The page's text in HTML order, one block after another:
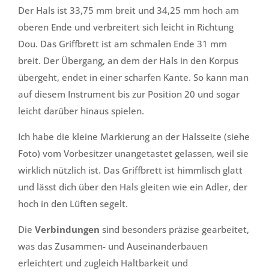
Der Hals ist 33,75 mm breit und 34,25 mm hoch am
oberen Ende und verbreitert sich leicht in Richtung
Dou. Das Griffbrett ist am schmalen Ende 31 mm
breit. Der Übergang, an dem der Hals in den Korpus
übergeht, endet in einer scharfen Kante. So kann man
auf diesem Instrument bis zur Position 20 und sogar
leicht darüber hinaus spielen.
Ich habe die kleine Markierung an der Halsseite (siehe
Foto) vom Vorbesitzer unangetastet gelassen, weil sie
wirklich nützlich ist. Das Griffbrett ist himmlisch glatt
und lässt dich über den Hals gleiten wie ein Adler, der
hoch in den Lüften segelt.
Die Verbindungen sind besonders präzise gearbeitet,
was das Zusammen- und Auseinanderbauen
erleichtert und zugleich Haltbarkeit und